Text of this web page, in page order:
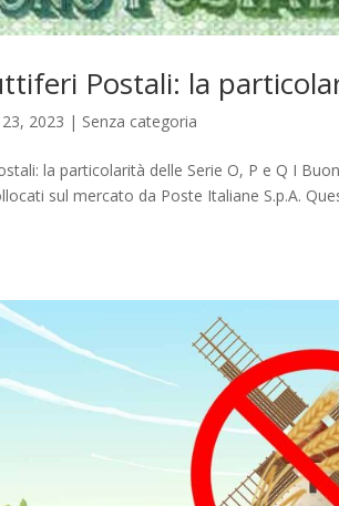
Postali: la
2023 | Senza categoria
la particolarità delle Serie O, P e Q I
sul mercato da Poste Italiane S.p.A.